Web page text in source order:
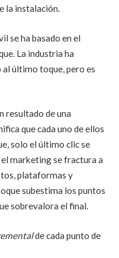
la instalación.
se ha basado en el
La industria ha
al último toque, pero es
resultado de una
que cada uno de ellos
solo el último clic se
marketing se fractura a
plataformas y
subestima los puntos
sobrevalora el final.
de cada punto de